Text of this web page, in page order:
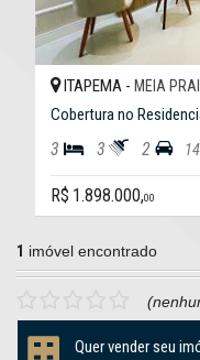
ITAPEMA - MEIA
Cobertura no
3 3 2
R$ 1.898.000,00
1 imóvel encontrado
Quer vender seu